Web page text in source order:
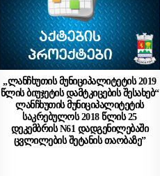
„ლანჩხუთის მუნიციპალიტეტის 2019
წლის ბიუჯეტის დამტკიცების შესახებ“
ლანჩხუთის მუნიციპალიტეტის
საკრებულოს 2018 წლის 25
დეკემბრის N61 დადგენილებაში
ცვლილების შეტანის თაობაზე”